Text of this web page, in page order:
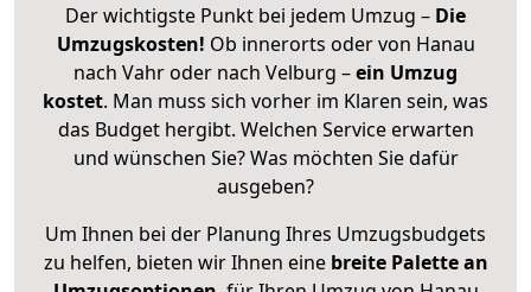
Der wichtigste Punkt bei jedem Umzug – Die
Umzugskosten! Ob innerorts oder von Hanau
nach Vahr oder nach Velburg –ein Umzug
kostet. Man muss sich vorher im Klaren sein, was
das Budget hergibt. Welchen Service erwarten
und wünschen Sie? Was möchten Sie dafür
ausgeben?
Um Ihnen bei der Planung Ihres Umzugsbudgets
zu helfen, bieten wir Ihnen eine breite Palette an